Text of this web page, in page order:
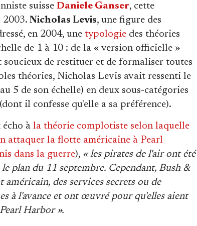
suisse Daniele Ganser, cette
Nicholas Levis, une figure des
en 2004, une typologie des théories
de 1 à 10 : de la « version officielle »
de restituer et de formaliser toutes
théories, Nicholas Levis avait ressenti le
5 de son échelle) en deux sous-catégories
il confesse qu'elle a sa préférence).
à la théorie complotiste selon laquelle
attaquer la flotte américaine à Pearl
dans la guerre), « les pirates de l'air ont été
plan du 11 septembre. Cependant, Bush &
des services secrets ou de
à l'avance et ont œuvré pour qu'elles aient
Harbor ».